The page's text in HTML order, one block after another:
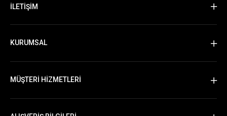
İLETİŞİM
KURUMSAL
MÜŞTERİ HİZMETLERİ